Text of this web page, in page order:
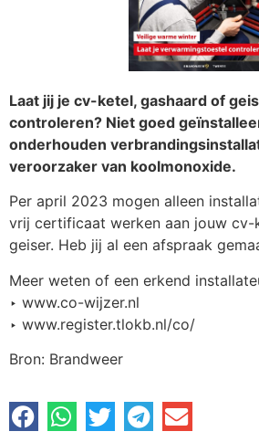
Laat jij je cv-ketel, gashaard of
controleren? Niet goed
onderhouden
veroorzaker van koolmonoxide.
Per april 2023 mogen alleen
vrij certificaat werken aan jouw cv-
geiser. Heb jij al een afspraak
Meer weten of een erkend
‣ www.co-wijzer.nl
‣ www.register.tlokb.nl/co/
Bron: Brandweer